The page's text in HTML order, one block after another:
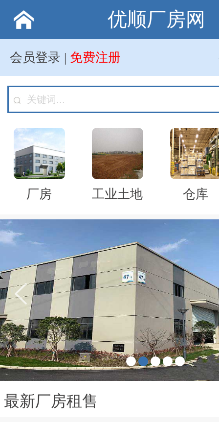
优顺厂房网
会员登录 | 免费注册
厂房 工业土地 仓库
最新厂房租售